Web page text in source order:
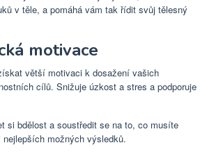
v těle, a pomáhá vám tak řídit svůj tělesný
motivace
větší motivaci k dosažení vašich
cílů. Snižuje úzkost a stres a podporuje
si bdělost a soustředit se na to, co musíte
možných výsledků.